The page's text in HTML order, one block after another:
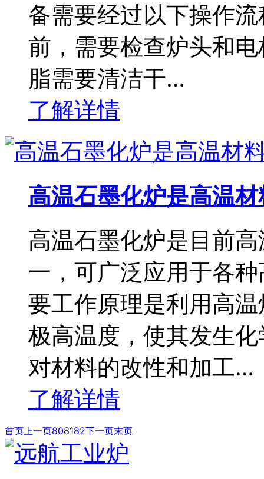
备需要经过以下操作
前，需要检查炉头和
脂需要清洁干…
了解详情
高温石墨化炉是高温
高温石墨化炉是目前
一，可广泛应用于各
要工作原理是利用高
极高温度，使其发生
对材料的改性和加工…
了解详情
首页 上一页808182下一页末页